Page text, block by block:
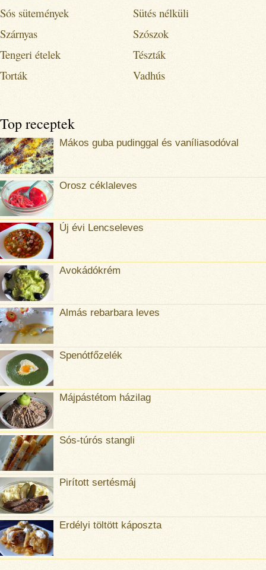
Sós sütemények
Sütés nélküli
Szárnyas
Szószok
Tengeri ételek
Tészták
Torták
Vadhús
Top receptek
Mákos guba pudinggal és vaníliasodóval
Orosz céklaleves
Új évi Lencseleves
Avokádókrém
Almás rebarbara leves
Spenótfőzelék
Májpástétom házilag
Sós-túrós stangli
Pirított sertésmáj
Erdélyi töltött káposzta